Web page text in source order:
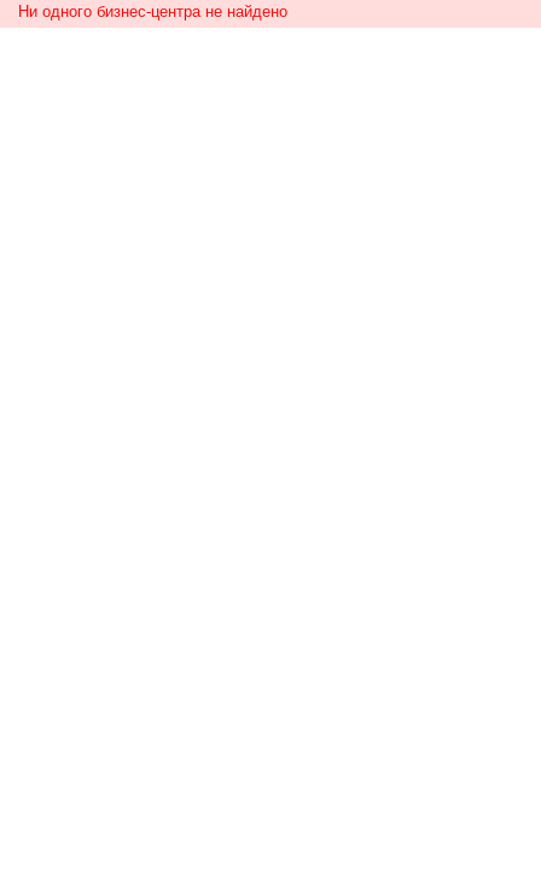
Ни одного бизнес-центра не найдено